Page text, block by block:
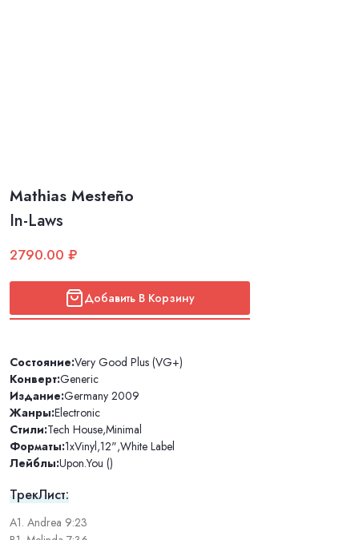
Mathias Mesteño
In-Laws
2790.00 ₽
Добавить В Корзину
Состояние:Very Good Plus (VG+)
Конверт:Generic
Издание:Germany 2009
Жанры:Electronic
Стили:Tech House,Minimal
Форматы:1xVinyl,12",White Label
Лейблы:Upon.You ()
ТрекЛист:
A1. Andrea 9:23